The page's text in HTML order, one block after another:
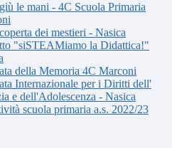
le mani - 4C Scuola Primaria
dei mestieri - Nasica
"siSTEAMiamo la Didattica!"
della Memoria 4C Marconi
Internazionale per i Diritti dell'
e dell'Adolescenza - Nasica
scuola primaria a.s. 2022/23